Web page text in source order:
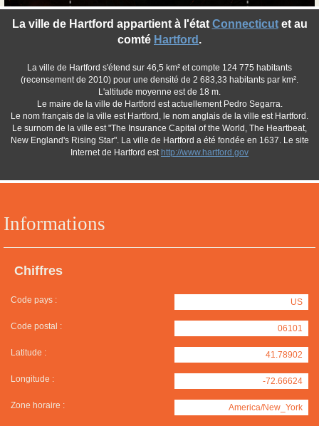
Informations
Chiffres
Code pays : US
Code postal : 06101
Latitude : 41.78902
Longitude : -72.66624
Zone horaire : America/New_York
La ville de Hartford appartient à l'état Connecticutet au
comté Hartford .
La ville de Hartford s'étend sur 46,5 km² et compte 124 775 habitants
(recensement de 2010) pour une densité de 2 683,33 habitants par km².
L'altitude moyenne est de 18 m.
Le maire de la ville de Hartford est actuellement Pedro Segarra.
Le nom français de la ville est Hartford, le nom anglais de la ville est Hartford.
Le surnom de la ville est "The Insurance Capital of the World, The Heartbeat,
New England's Rising Star". La ville de Hartford a été fondée en 1637. Le site
Internet de Hartford est http://www.hartford.gov